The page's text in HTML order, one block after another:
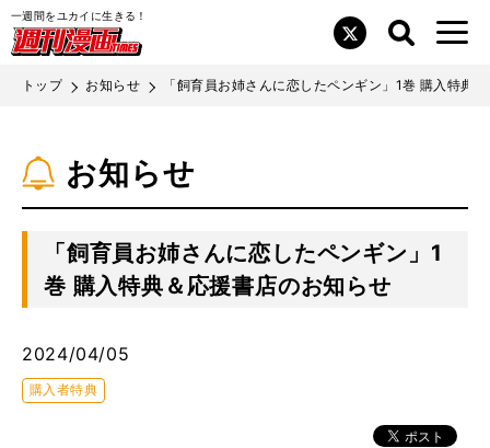
一週間をユカイに生きる！
TIMES Twitter 検索 メニュ
検索
閉じ
トップ お知らせ 「飼育員お姉さんに恋したペンギン」1巻 購入特典
お知らせ
「飼育員お姉さんに恋したペンギン」1
巻 購入特典＆応援書店のお知らせ
2024/04/05
購入者特典
プライバシーポリシー
お問い合わせ
画像利用・著作権について
公式SNS
TwitterYouTube